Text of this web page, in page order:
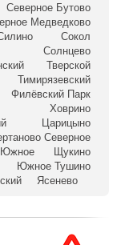
Северное Бутово
Медведково
Сокол
Солнцево
Тверской
Тимирязевский
Филёвский Парк
Ховрино
Царицыно
Северное
Южное
Щукино
Южное Тушино
Ясенево